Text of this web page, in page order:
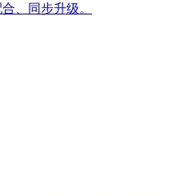
、同步升级。